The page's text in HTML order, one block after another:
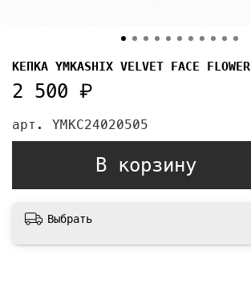
арт. YMKC24020505
КЕПКА YMKASHIX VELVET FACE FLOWER
2 500 ₽
В корзину
Выбрать